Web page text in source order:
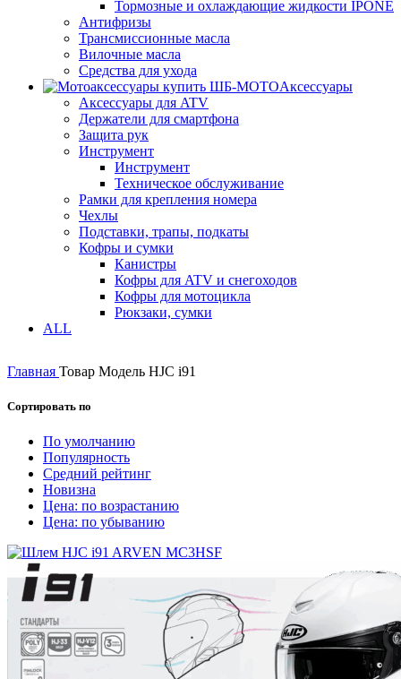
Тормозные и охлаждающие жидкости IPONE
Антифризы
Трансмиссионные масла
Вилочные масла
Средства для ухода
Аксессуары
Аксессуары для ATV
Держатели для смартфона
Защита рук
Инструмент
Инструмент
Техническое обслуживание
Рамки для крепления номера
Чехлы
Подставки, трапы, подкаты
Кофры и сумки
Канистры
Кофры для ATV и снегоходов
Кофры для мотоцикла
Рюкзаки, сумки
ALL
Главная Товар Модель HJC i91
Сортировать по
По умолчанию
Популярность
Средний рейтинг
Новизна
Цена: по возрастанию
Цена: по убыванию